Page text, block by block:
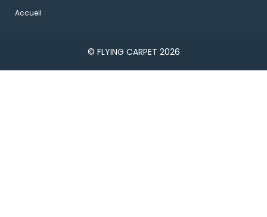
Accueil
© FLYING CARPET 2026